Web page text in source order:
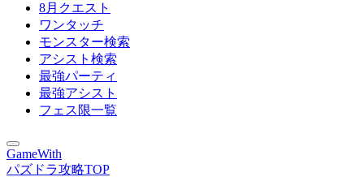
8月クエスト
ワンタッチ
モンスター検索
アシスト検索
最強パーティ
最強アシスト
フェス限一覧
GameWith
パズドラ攻略TOP